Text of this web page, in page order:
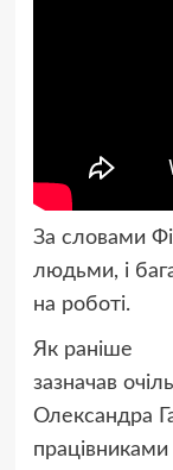
За словами
людьми, і
на роботі.
Як раніше
зазначав
Олександра
працівниками